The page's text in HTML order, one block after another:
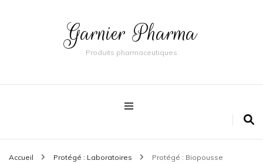
Garnier Pharma
Produits pharmaceutiques
Accueil Protégé : Laboratoires Protégé : Biopousse